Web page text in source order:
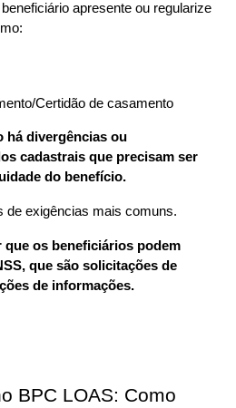
apresente ou regularize
Certidão de casamento
há divergências ou
cadastrais que precisam ser
do benefício.
de exigências mais comuns.
que os beneficiários podem
que são solicitações de
de informações.
BPC LOAS: Como